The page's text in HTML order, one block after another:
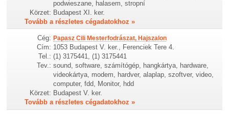
podwieszane, halasem, stropní
Körzet: Budapest XI. ker.
Tovább a részletes cégadatokhoz »
Cég: Papasz Cili Mesterfodrászat, Hajszalon
Cím: 1053 Budapest V. ker., Ferenciek Tere 4.
Tel.: (1) 3175441, (1) 3175441
Tev.: sound, software, számítógép, hangkártya, hardware,
videokártya, modem, hardver, alaplap, szoftver, video,
computer, fdd, Monitor, hdd
Körzet: Budapest V. ker.
Tovább a részletes cégadatokhoz »